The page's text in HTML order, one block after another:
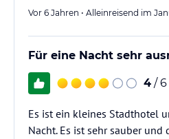
Vor 6 Jahren • Alleinreisend im
Für eine Nacht sehr
4 / 6
Es ist ein kleines Stadthotel
Nacht. Es ist sehr sauber und